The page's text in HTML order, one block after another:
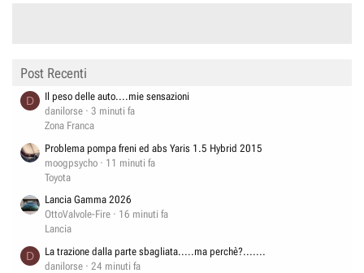
Post Recenti
D
Il peso delle auto....mie sensazioni
danilorse
3 minuti fa
Zona Franca
Problema pompa freni ed abs Yaris 1.5 Hybrid 2015
moogpsycho
11 minuti fa
Toyota
Lancia Gamma 2026
OttoValvole-Fire
16 minuti fa
Lancia
D
La trazione dalla parte sbagliata.....ma perchè?.......
danilorse
24 minuti fa